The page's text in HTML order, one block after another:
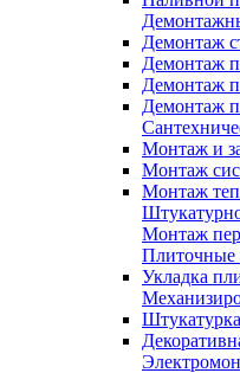
Демонтаж
Демонтаж
Демонтаж
Демонтаж
Монтаж и
Монтаж
Монтаж
Монтаж
Плиточные
Укладка